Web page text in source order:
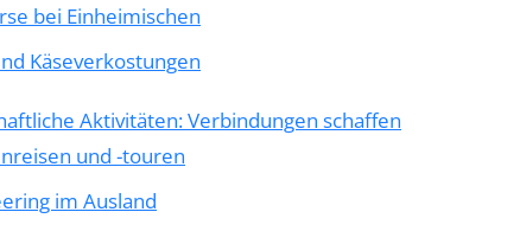
bei Einheimischen
Käseverkostungen
Aktivitäten: Verbindungen schaffen
und -touren
im Ausland